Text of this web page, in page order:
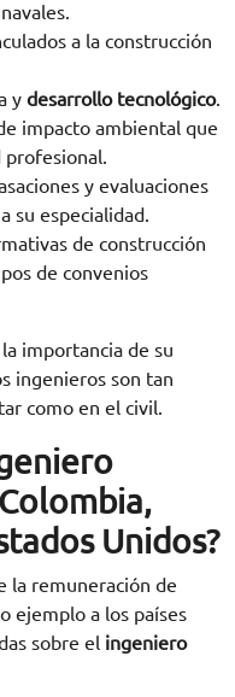
a la construcción
y desarrollo tecnológico.
impacto ambiental que
profesional.
y evaluaciones
su especialidad.
de construcción
de convenios
importancia de su
ingenieros son tan
como en el civil.
Unidos?
la remuneración de
ejemplo a los países
sobre el ingeniero